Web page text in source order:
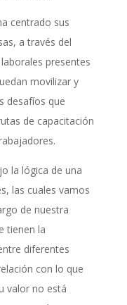
centrado sus
a través del
presentes
movilizar y
desafíos que
de capacitación
la lógica de una
las cuales vamos
de nuestra
tienen la
diferentes
con lo que
valor no está